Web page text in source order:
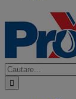
Cautare...